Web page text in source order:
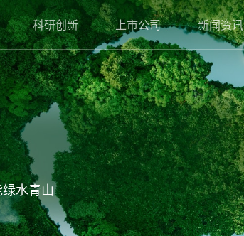
科研创新 上市公司 新闻资讯
水青山